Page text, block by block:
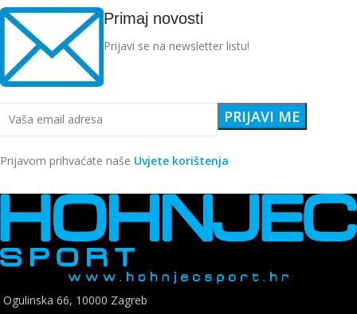
Primaj novosti
Prijavi se na newsletter listu!
Prijavom prihvaćate naše Uvjete korištenja
Ogulinska 66, 10000 Zagreb